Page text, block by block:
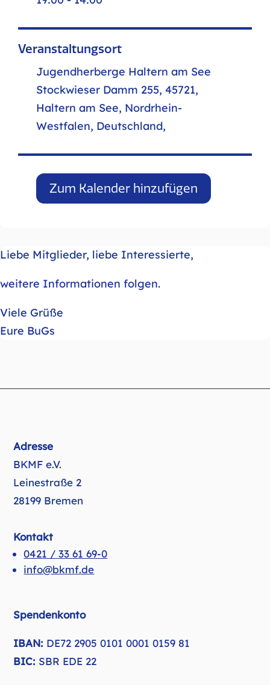
Veranstaltungsort
Jugendherberge Haltern am See
Stockwieser Damm 255, 45721,
Haltern am See, Nordrhein-
Westfalen, Deutschland,
Zum Kalender hinzufügen
Liebe Mitglieder, liebe Interessierte,
weitere Informationen folgen.
Viele Grüße
Eure BuGs
Adresse
BKMF e.V.
Leinestraße 2
28199 Bremen
Kontakt
0421 / 33 61 69-0
info@bkmf.de
Spendenkonto
IBAN: DE72 2905 0101 0001 0159 81
BIC: SBR EDE 22